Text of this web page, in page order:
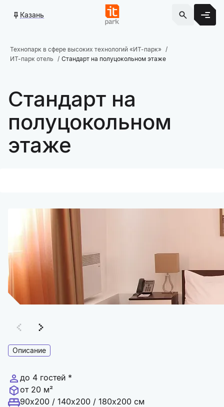
Казань
Технопарк в сфере высоких технологий «ИТ-парк»
ИТ-парк отель
Стандарт на полуцокольном этаже
Стандарт на
полуцокольном
этаже
Описание
до 4 гостей *
от 20 м²
90x200 / 140x200 / 180x200 см